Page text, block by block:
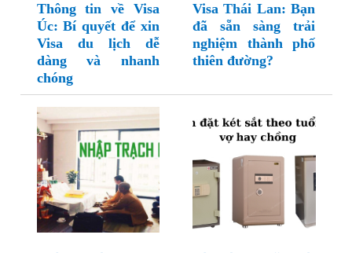
Thông tin về Visa
Úc: Bí quyết để xin
Visa du lịch dễ
dàng và nhanh
chóng
Visa Thái Lan: Bạn
đã sẵn sàng trải
nghiệm thành phố
thiên đường?